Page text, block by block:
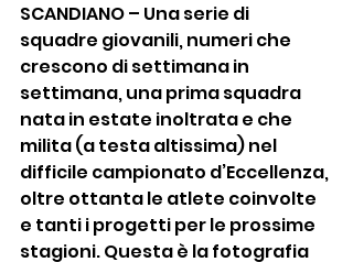
SCANDIANO – Una serie di
squadre giovanili, numeri che
crescono di settimana in
settimana, una prima squadra
nata in estate inoltrata e che
milita (a testa altissima) nel
difficile campionato d’Eccellenza,
oltre ottanta le atlete coinvolte
e tanti i progetti per le prossime
stagioni. Questa è la fotografia